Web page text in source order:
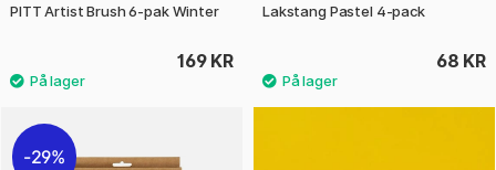
PITT Artist Brush 6-pak Winter
169 KR
Lakstang Pastel 4-pack
68 KR
29%